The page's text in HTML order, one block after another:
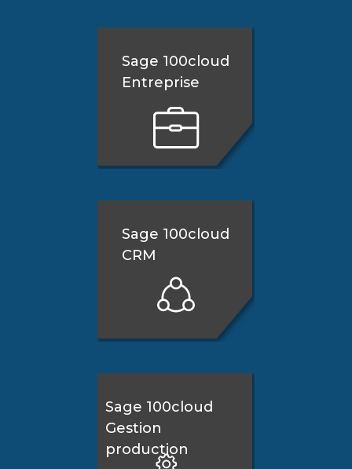
Sage 100cloud
Entreprise
Sage 100cloud
CRM
Sage 100cloud
Gestion
production